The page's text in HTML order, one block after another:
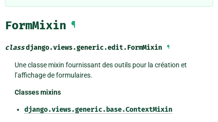
FormMixin ¶
classdjango.views.generic.edit.FormMixin ¶
Une classe mixin fournissant des outils pour la création et
l’affichage de formulaires.
Classes mixins
django.views.generic.base.ContextMixin